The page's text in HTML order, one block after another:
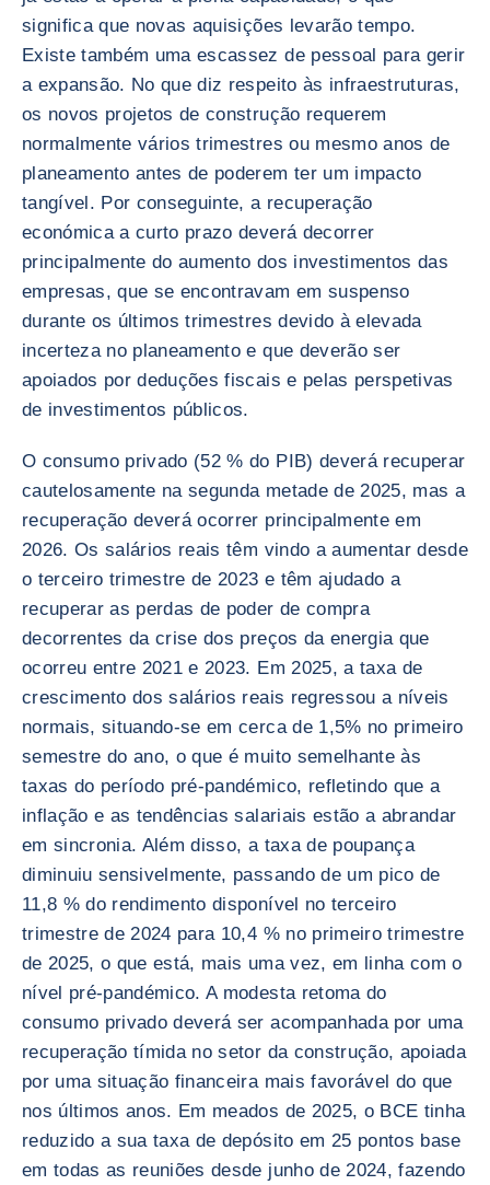
significa que novas aquisições levarão tempo.
Existe também uma escassez de pessoal para gerir
a expansão. No que diz respeito às infraestruturas,
os novos projetos de construção requerem
normalmente vários trimestres ou mesmo anos de
planeamento antes de poderem ter um impacto
tangível. Por conseguinte, a recuperação
económica a curto prazo deverá decorrer
principalmente do aumento dos investimentos das
empresas, que se encontravam em suspenso
durante os últimos trimestres devido à elevada
incerteza no planeamento e que deverão ser
apoiados por deduções fiscais e pelas perspetivas
de investimentos públicos.
O consumo privado (52 % do PIB) deverá recuperar
cautelosamente na segunda metade de 2025, mas a
recuperação deverá ocorrer principalmente em
2026. Os salários reais têm vindo a aumentar desde
o terceiro trimestre de 2023 e têm ajudado a
recuperar as perdas de poder de compra
decorrentes da crise dos preços da energia que
ocorreu entre 2021 e 2023. Em 2025, a taxa de
crescimento dos salários reais regressou a níveis
normais, situando-se em cerca de 1,5% no primeiro
semestre do ano, o que é muito semelhante às
taxas do período pré-pandémico, refletindo que a
inflação e as tendências salariais estão a abrandar
em sincronia. Além disso, a taxa de poupança
diminuiu sensivelmente, passando de um pico de
11,8 % do rendimento disponível no terceiro
trimestre de 2024 para 10,4 % no primeiro trimestre
de 2025, o que está, mais uma vez, em linha com o
nível pré-pandémico. A modesta retoma do
consumo privado deverá ser acompanhada por uma
recuperação tímida no setor da construção, apoiada
por uma situação financeira mais favorável do que
nos últimos anos. Em meados de 2025, o BCE tinha
reduzido a sua taxa de depósito em 25 pontos base
em todas as reuniões desde junho de 2024, fazendo